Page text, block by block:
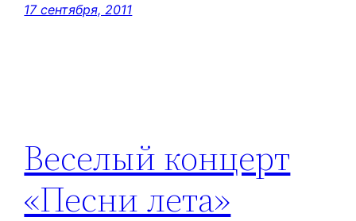
17 сентября, 2011
Веселый концерт
«Песни лета»